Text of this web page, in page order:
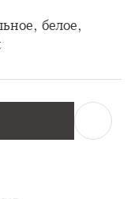
белое,